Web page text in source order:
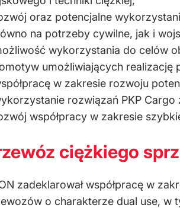
oraz potencjalne
na potrzeby cywilne, jak i
wykorzystania do celów
umożliwiających realizację
w zakresie rozwoju
rozwiązań PKP
współpracy w zakresie
ciężkiego
zadeklarował współpracę w
o charakterze dual use, w